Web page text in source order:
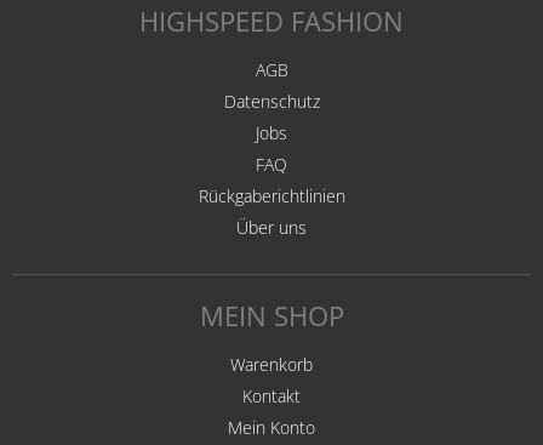
HIGHSPEED FASHION
AGB
Datenschutz
Jobs
FAQ
Rückgaberichtlinien
Über uns
MEIN SHOP
Warenkorb
Kontakt
Mein Konto